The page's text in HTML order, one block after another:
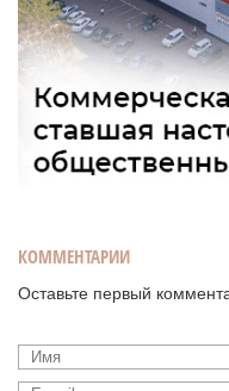
КОММЕНТАРИИ
Оставьте первый